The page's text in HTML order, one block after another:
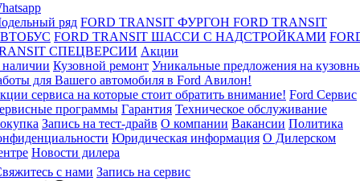
ряд FORD TRANSIT ФУРГОН FORD TRANSIT
FORD TRANSIT ШАССИ С НАДСТРОЙКАМИ
СПЕЦВЕРСИИ Акции
Кузовной ремонт Уникальные предложения на
для Вашего автомобиля в Ford Авилон!
сервиса на которые стоит обратить внимание! Ford Сервис
программы Гарантия Техническое обслуживание
Запись на тест-драйв О компании Вакансии Политика
Юридическая информация О Дилерском
Новости дилера
с нами Запись на сервис